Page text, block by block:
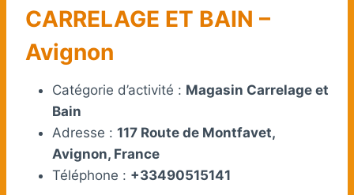
CARRELAGE ET BAIN –
Avignon
Catégorie d’activité : Magasin Carrelage et
Bain
Adresse : 117 Route de Montfavet,
Avignon, France
Téléphone : +33490515141